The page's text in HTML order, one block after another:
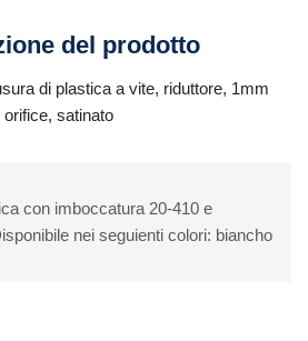
del prodotto
di plastica a vite, riduttore, 1mm
orifice, satinato
con imboccatura 20-410 e
nei seguienti colori: biancho